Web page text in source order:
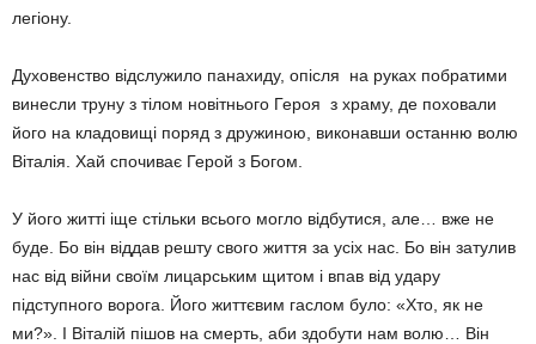
легіону.
Духовенство відслужило панахиду, опісля на руках побратими
винесли труну з тілом новітнього Героя з храму, де поховали
його на кладовищі поряд з дружиною, виконавши останню волю
Віталія. Хай спочиває Герой з Богом.
У його житті іще стільки всього могло відбутися, але… вже не
буде. Бо він віддав решту свого життя за усіх нас. Бо він затулив
нас від війни своїм лицарським щитом і впав від удару
підступного ворога. Його життєвим гаслом було: «Хто, як не
ми?». І Віталій пішов на смерть, аби здобути нам волю… Він